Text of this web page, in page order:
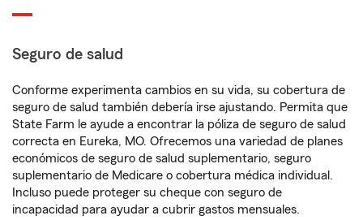
Seguro de salud
Conforme experimenta cambios en su vida, su cobertura de
seguro de salud también debería irse ajustando. Permita que
State Farm le ayude a encontrar la póliza de seguro de salud
correcta en Eureka, MO. Ofrecemos una variedad de planes
económicos de seguro de salud suplementario, seguro
suplementario de Medicare o cobertura médica individual.
Incluso puede proteger su cheque con seguro de
incapacidad para ayudar a cubrir gastos mensuales.